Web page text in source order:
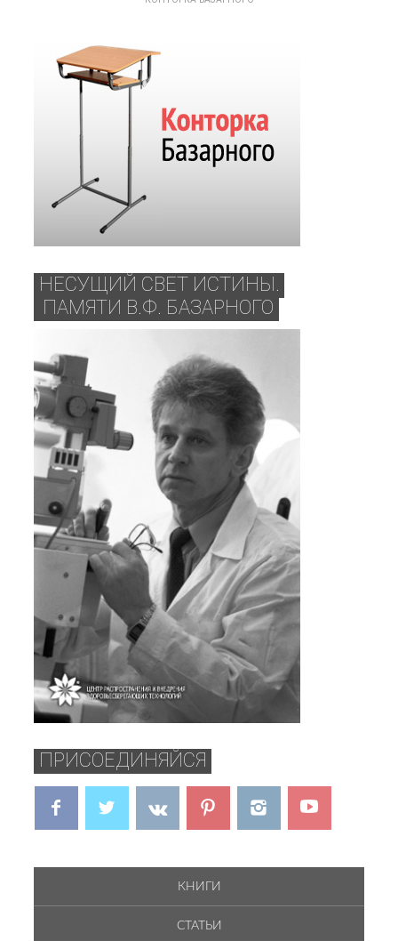
НЕСУЩИЙ СВЕТ ИСТИНЫ.
ПАМЯТИ В.Ф. БАЗАРНОГО
ПРИСОЕДИНЯЙСЯ
КНИГИ
СТАТЬИ